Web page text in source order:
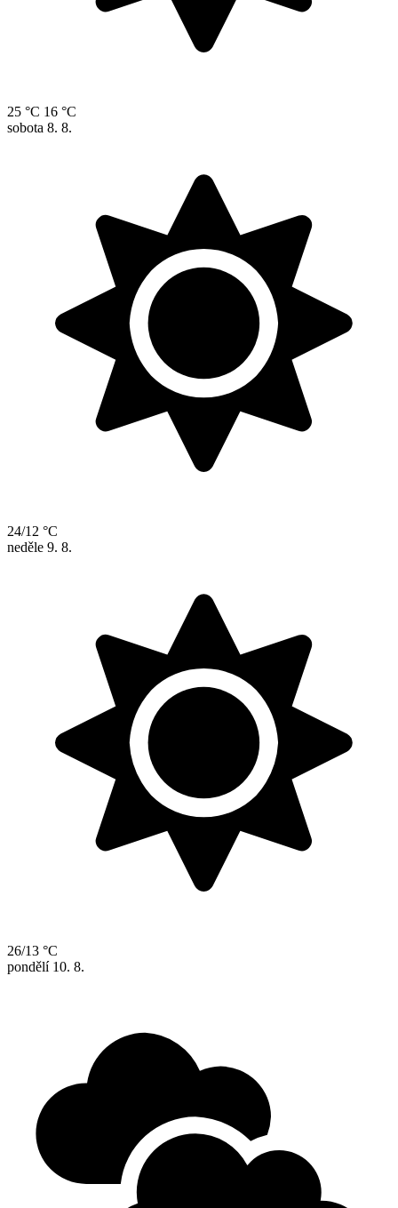
25 °C 16 °C
sobota 8. 8.
24/12 °C
neděle 9. 8.
26/13 °C
pondělí 10. 8.